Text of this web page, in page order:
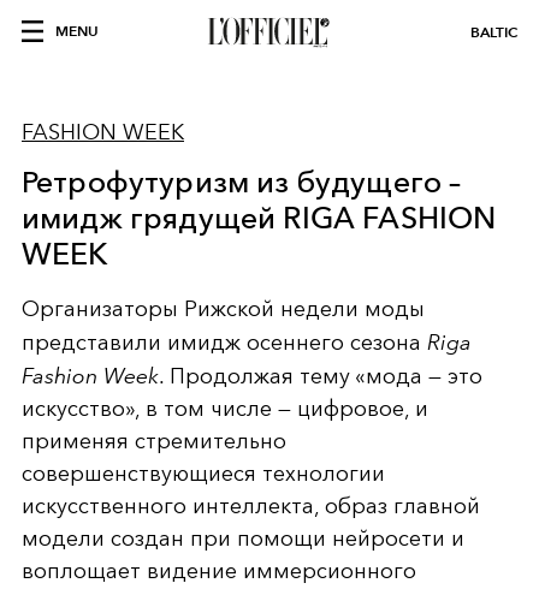
MENU BALTIC
FASHION WEEK
Ретрофутуризм из будущего –
имидж грядущей RIGA FASHION
WEEK
Организаторы Рижской недели моды
представили имидж осеннего сезона Riga
Fashion Week. Продолжая тему «мода — это
искусство», в том числе — цифровое, и
применяя стремительно
совершенствующиеся технологии
искусственного интеллекта, образ главной
модели создан при помощи нейросети и
воплощает видение иммерсионного